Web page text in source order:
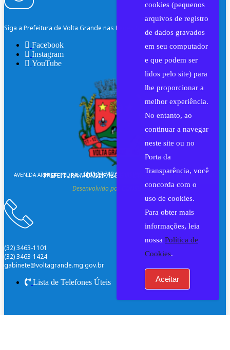
Siga a Prefeitura de Volta Grande nas Redes Sociais
Facebook
Instagram
YouTube
PREFEITURA MUNICIPAL DE VOLTA GRANDE | MG
AVENIDA ARTHUR PEDRAS, 120, CENTRO - CEP 36720-000 - VOLTA GRANDE – MG
CNPJ 17.710.690/0001-75
Desenvolvido por CONSULPLUS
(32) 3463-1101
(32) 3463-1424
gabinete@voltagrande.mg.gov.br
Lista de Telefones Úteis
cookies (pequenos
arquivos de registro
de dados gravados
em seu computador
e que podem ser
lidos pelo site) para
lhe proporcionar a
melhor experiência.
No entanto, ao
continuar a navegar
neste site ou no
Porta da
Transparência, você
concorda com o
uso de cookies.
Para obter mais
informações, leia
nossa Política de
Cookies.
Aceitar